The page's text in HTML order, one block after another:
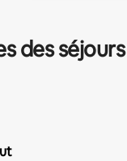
des